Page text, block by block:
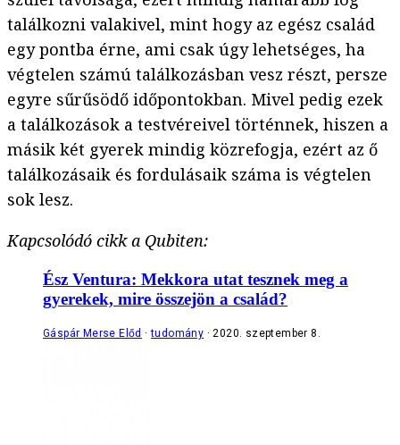
találkozni valakivel, mint hogy az egész család
egy pontba érne, ami csak úgy lehetséges, ha
végtelen számú találkozásban vesz részt, persze
egyre sűrűsödő időpontokban. Mivel pedig ezek
a találkozások a testvéreivel történnek, hiszen a
másik két gyerek mindig közrefogja, ezért az ő
találkozásaik és fordulásaik száma is végtelen
sok lesz.
Kapcsolódó cikk a Qubiten:
Ész Ventura: Mekkora utat tesznek meg a
gyerekek, mire összejön a család?
Gáspár Merse Előd tudomány 2020. szeptember 8.